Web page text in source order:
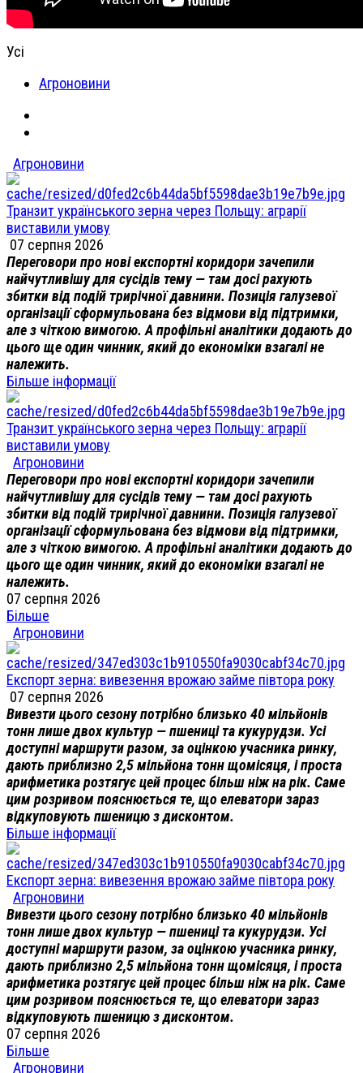
Усі
Агроновини
Агроновини
Транзит українського зерна через Польщу: аграрії
виставили умову
07 серпня 2026
Переговори про нові експортні коридори зачепили
найчутливішу для сусідів тему — там досі рахують
збитки від подій трирічної давнини. Позиція галузевої
організації сформульована без відмови від підтримки,
але з чіткою вимогою. А профільні аналітики додають до
цього ще один чинник, який до економіки взагалі не
належить.
Більше інформації
Транзит українського зерна через Польщу: аграрії
виставили умову
Агроновини
Переговори про нові експортні коридори зачепили
найчутливішу для сусідів тему — там досі рахують
збитки від подій трирічної давнини. Позиція галузевої
організації сформульована без відмови від підтримки,
але з чіткою вимогою. А профільні аналітики додають до
цього ще один чинник, який до економіки взагалі не
належить.
07 серпня 2026
Більше
Агроновини
Експорт зерна: вивезення врожаю займе півтора року
07 серпня 2026
Вивезти цього сезону потрібно близько 40 мільйонів
тонн лише двох культур — пшениці та кукурудзи. Усі
доступні маршрути разом, за оцінкою учасника ринку,
дають приблизно 2,5 мільйона тонн щомісяця, і проста
арифметика розтягує цей процес більш ніж на рік. Саме
цим розривом пояснюється те, що елеватори зараз
відкуповують пшеницю з дисконтом.
Більше інформації
Експорт зерна: вивезення врожаю займе півтора року
Агроновини
Вивезти цього сезону потрібно близько 40 мільйонів
тонн лише двох культур — пшениці та кукурудзи. Усі
доступні маршрути разом, за оцінкою учасника ринку,
дають приблизно 2,5 мільйона тонн щомісяця, і проста
арифметика розтягує цей процес більш ніж на рік. Саме
цим розривом пояснюється те, що елеватори зараз
відкуповують пшеницю з дисконтом.
07 серпня 2026
Більше
Агроновини